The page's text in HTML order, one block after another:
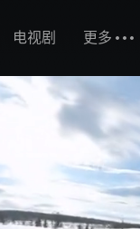
电视剧 更多